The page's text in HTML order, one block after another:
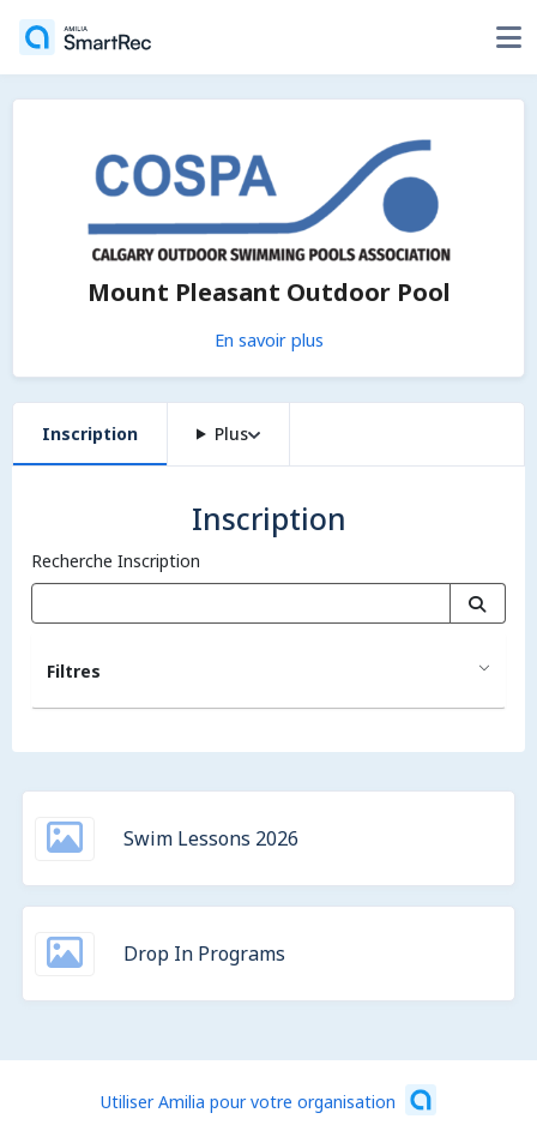
Mount Pleasant Outdoor Pool
En savoir plus
Inscription Plus
Inscription
Recherche Inscription
Filtres
Swim Lessons 2026
Drop In Programs
Utiliser Amilia pour votre organisation